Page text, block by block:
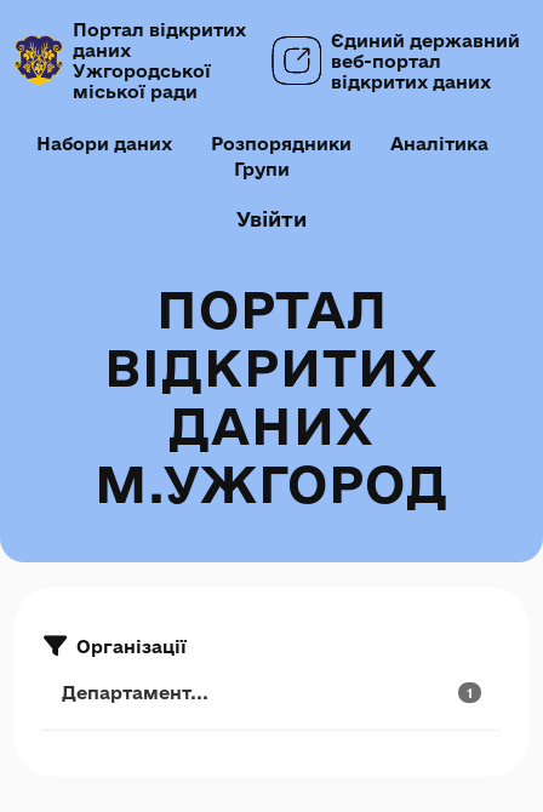
Портал відкритих
даних
Ужгородської
міської ради
Єдиний державний
веб-портал
відкритих даних
Набори даних Розпорядники
Аналітика
Групи
Увійти
ПОРТАЛ
ВІДКРИТИХ
ДАНИХ
М.УЖГОРОД
Організації
Департамент... 1